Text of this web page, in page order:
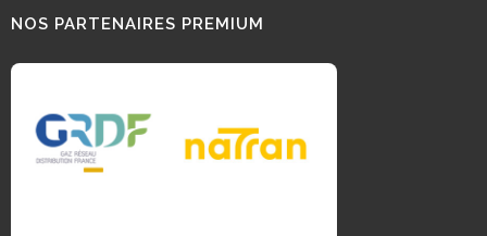
NOS PARTENAIRES PREMIUM